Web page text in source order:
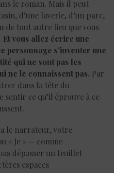
le roman. Mais il peut
d’une laverie, d’un parc,
de tout autre lieu que vous
Et vous allez écrire une
personnage s’inventer une
qui ne sont pas les
ne le connaissent pas. Par
dans la tête du
ce qu’il éprouve à ce
le narrateur, votre
« Je » — comme
dépasser un feuillet
espaces